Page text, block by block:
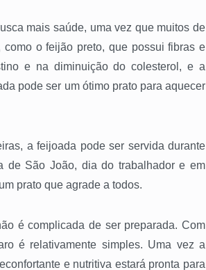
mais saúde, uma vez que muitos de
o feijão preto, que possui fibras e
e na diminuição do colesterol, e a
pode ser um ótimo prato para aquecer
a feijoada pode ser servida durante
de São João, dia do trabalhador e em
prato que agrade a todos.
é complicada de ser preparada. Com
é relativamente simples. Uma vez a
e nutritiva estará pronta para